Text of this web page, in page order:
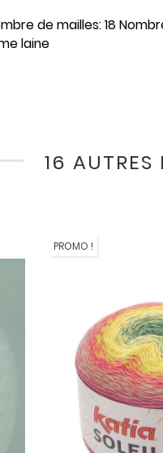
de mailles: 18
laine
16
PROMO !